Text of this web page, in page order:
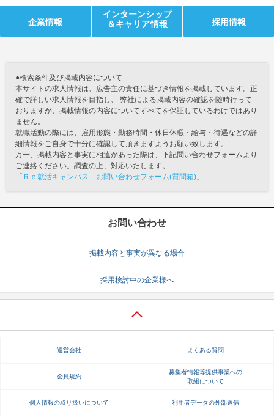
企業情報
インターンシップ
＆キャリア情報
採用情報
●検索条件及び掲載内容について
本サイトの求人情報は、広告主の責任に基づき情報を掲載しています。正
確で詳しい求人情報を目指し、 弊社による掲載内容の確認を随時行って
おりますが、掲載情報の内容についてすべてを保証しているわけではあり
ません。
就職活動の際には、雇用形態・勤務時間・休日休暇・給与・待遇などの詳
細情報をご自身で十分に確認して頂きますようお願い致します。
万一、掲載内容と事実に相違があった際は、下記問い合わせフォームより
ご連絡ください。調査の上、対応いたします。
「 Ｒｅ就活キャンパス お問い合わせフォーム(質問箱) 」
お問い合わせ
掲載内容と事実が異なる場合
採用検討中の企業様へ
運営会社 よくある質問
会員規約
募集者情報等提供事業への
取組について
個人情報の取り扱いについて 利用者データの外部送信